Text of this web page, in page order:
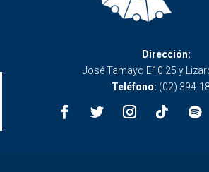
Dirección:
José Tamayo E10 25 y
Teléfono: (02) 394-